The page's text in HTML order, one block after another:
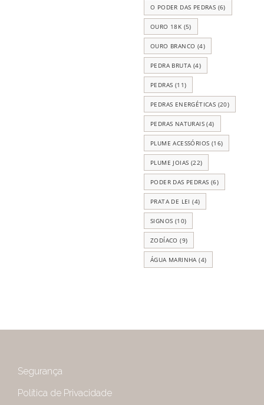
O PODER DAS PEDRAS (6)
OURO 18K (5)
OURO BRANCO (4)
PEDRA BRUTA (4)
PEDRAS (11)
PEDRAS ENERGÉTICAS (20)
PEDRAS NATURAIS (4)
PLUME ACESSÓRIOS (16)
PLUME JOIAS (22)
PODER DAS PEDRAS (6)
PRATA DE LEI (4)
SIGNOS (10)
ZODÍACO (9)
ÁGUA MARINHA (4)
Segurança
Política de Privacidade